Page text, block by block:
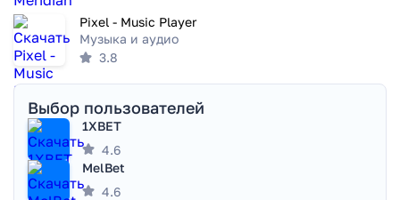
Pixel - Music Player
Музыка и аудио
3.8
Выбор пользователей
1XBET
4.6
MelBet
4.6